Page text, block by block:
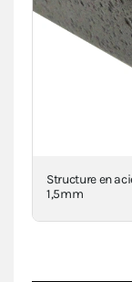
Structure en
1,5mm